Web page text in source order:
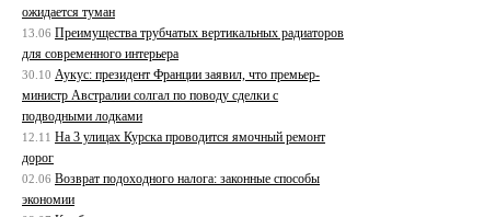
ожидается туман
13.06 Преимущества трубчатых вертикальных радиаторов
для современного интерьера
30.10 Аукус: президент Франции заявил, что премьер-
министр Австралии солгал по поводу сделки с
подводными лодками
12.11 На 3 улицах Курска проводится ямочный ремонт
дорог
02.06 Возврат подоходного налога: законные способы
экономии